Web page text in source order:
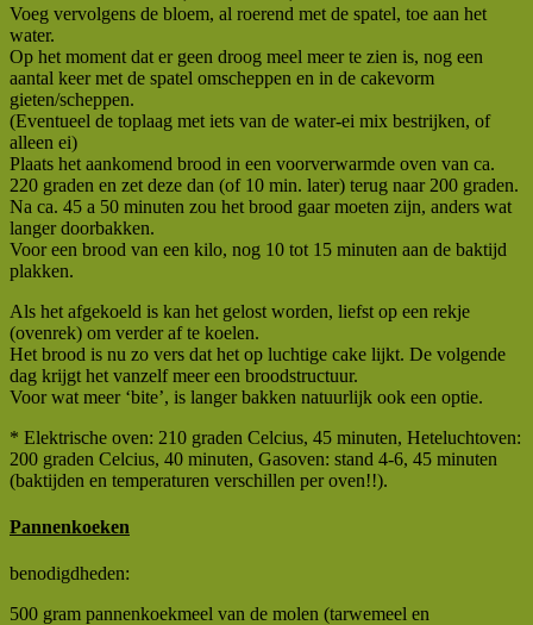
Voeg vervolgens de bloem, al roerend met de spatel, toe aan het
water.
Op het moment dat er geen droog meel meer te zien is, nog een
aantal keer met de spatel omscheppen en in de cakevorm
gieten/scheppen.
(Eventueel de toplaag met iets van de water-ei mix bestrijken, of
alleen ei)
Plaats het aankomend brood in een voorverwarmde oven van ca.
220 graden en zet deze dan (of 10 min. later) terug naar 200 graden.
Na ca. 45 a 50 minuten zou het brood gaar moeten zijn, anders wat
langer doorbakken.
Voor een brood van een kilo, nog 10 tot 15 minuten aan de baktijd
plakken.
Als het afgekoeld is kan het gelost worden, liefst op een rekje
(ovenrek) om verder af te koelen.
Het brood is nu zo vers dat het op luchtige cake lijkt. De volgende
dag krijgt het vanzelf meer een broodstructuur.
Voor wat meer ‘bite’, is langer bakken natuurlijk ook een optie.
* Elektrische oven: 210 graden Celcius, 45 minuten, Heteluchtoven:
200 graden Celcius, 40 minuten, Gasoven: stand 4-6, 45 minuten
(baktijden en temperaturen verschillen per oven!!).
Pannenkoeken
benodigdheden:
500 gram pannenkoekmeel van de molen (tarwemeel en